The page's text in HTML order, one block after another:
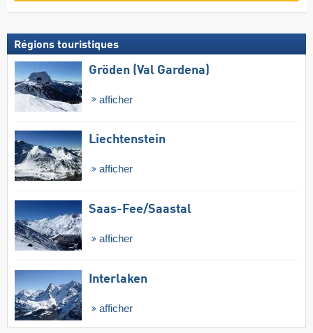
Régions touristiques
Gröden (Val Gardena)
afficher
Liechtenstein
afficher
Saas-Fee/​Saastal
afficher
Interlaken
afficher